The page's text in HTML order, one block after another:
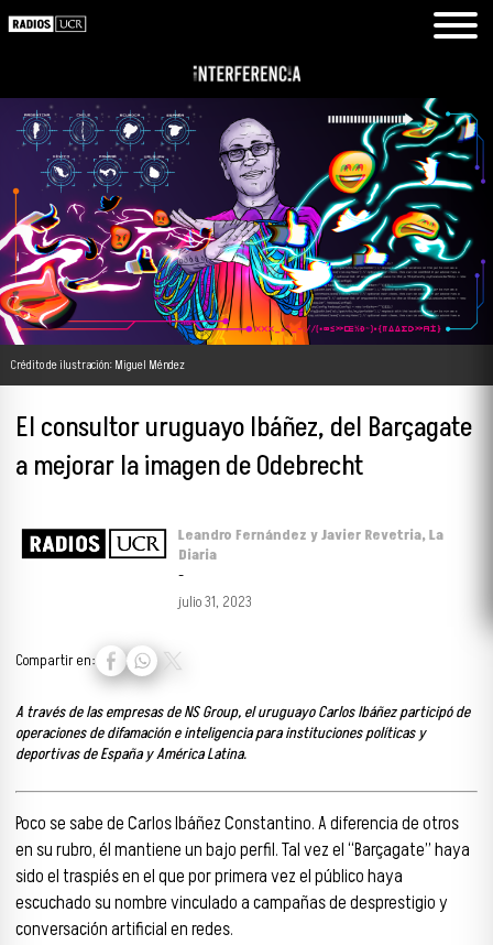
Crédito de ilustración: Miguel Méndez
El consultor uruguayo Ibáñez, del Barçagate
a mejorar la imagen de Odebrecht
Leandro Fernández y Javier Revetria, La
Diaria
-
julio 31, 2023
Compartir en:
A través de las empresas de NS Group, el uruguayo Carlos Ibáñez participó de
operaciones de difamación e inteligencia para instituciones políticas y
deportivas de España y América Latina.
Poco se sabe de Carlos Ibáñez Constantino. A diferencia de otros
en su rubro, él mantiene un bajo perfil. Tal vez el “Barçagate” haya
sido el traspiés en el que por primera vez el público haya
escuchado su nombre vinculado a campañas de desprestigio y
conversación artificial en redes.